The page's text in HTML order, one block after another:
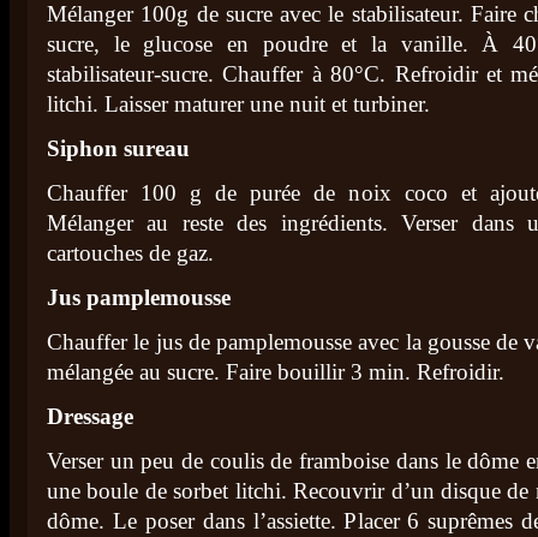
Mélanger 100g de sucre avec le stabilisateur. Faire
sucre, le glucose en poudre et la vanille. À
stabilisateur-sucre. Chauffer à 80°C. Refroidir et
litchi. Laisser maturer une nuit et turbiner.
Siphon sureau
Chauffer 100 g de purée de noix coco et
Mélanger au reste des ingrédients. Verser
cartouches de gaz.
Jus pamplemousse
Chauffer le jus de pamplemousse avec la gousse de
mélangée au sucre. Faire bouillir 3 min. Refroidir.
Dressage
Verser un peu de coulis de framboise dans le dôme
une boule de sorbet litchi. Recouvrir d’un disque de
dôme. Le poser dans l’assiette. Placer 6 suprêmes